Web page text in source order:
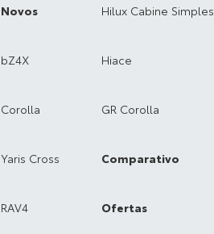
Novos
bZ4X
Corolla
Yaris Cross
RAV4
Hilux Cabine Simples
Hiace
GR Corolla
Comparativo
Ofertas